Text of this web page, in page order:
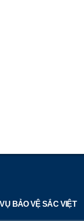
BẢO VỆ SẮC VIỆT